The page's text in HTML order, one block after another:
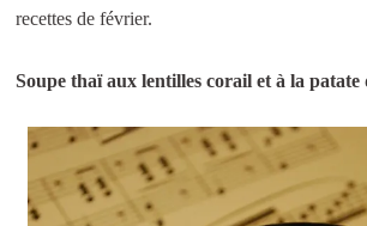
recettes de février.
Soupe thaï aux lentilles corail et à la patate